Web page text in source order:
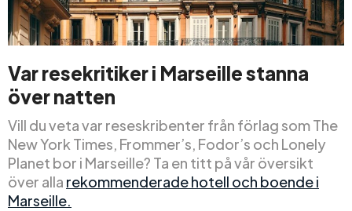
Var resekritiker i Marseillestanna
över natten
Vill du veta var reseskribenter från förlag som The
New York Times, Frommer’s, Fodor’s och Lonely
Planet bor i Marseille? Ta en titt på vår översikt
över alla rekommenderade hotell och boende i
Marseille.